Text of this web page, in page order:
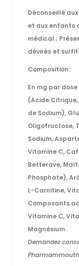
Déconseillé
et aux enfants
médical ;
dévirés et
Composition:
En mg par
(Acide
de Sodium),
Oligofructose,
Sodium,
Vitamine C,
Betterave,
Phosphate),
L-Carnitine,
Composants
Vitamine C,
Magnésium.
Demandez
Pharmammouth